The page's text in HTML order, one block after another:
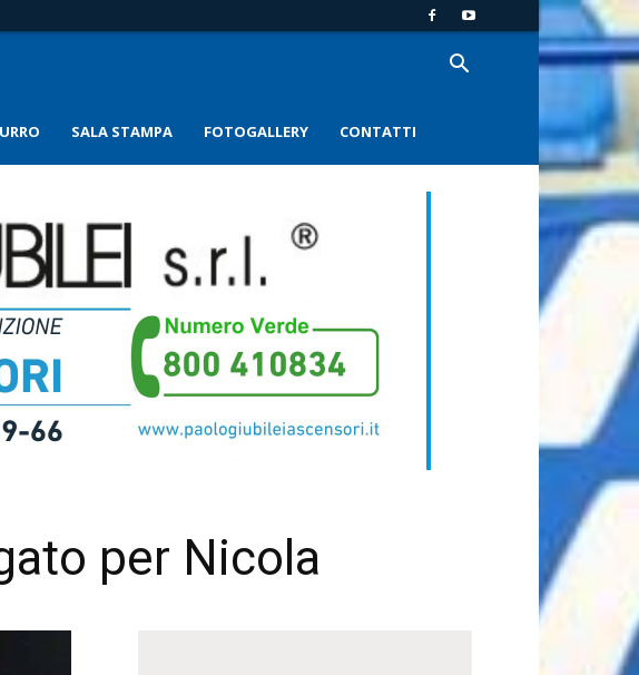
SALA STAMPA FOTOGALLERY CONTATTI
per Nicola